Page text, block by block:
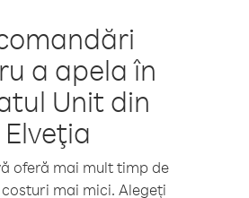
a apela în
Unit din
Elveţia
oferă mai mult timp de
mai mici. Alegeți